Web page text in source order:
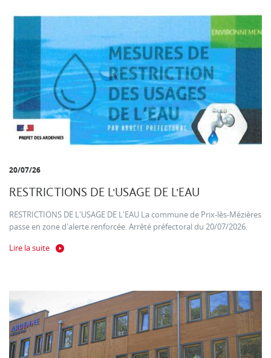
20/07/26
RESTRICTIONS DE L'USAGE DE L'EAU
RESTRICTIONS DE L'USAGE DE L'EAU La commune de Prix-lès-Mézières
passe en zone d'alerte renforcée. Arrêté préfectoral du 20/07/2026.
Lire la suite